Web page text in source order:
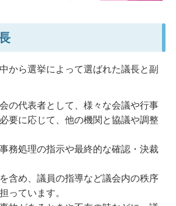
から選挙によって選ばれた議長と副
の代表者として、様々な会議や行事
要に応じて、他の機関と協議や調整
務処理の指示や最終的な確認・決裁
含め、議員の指導など議会内の秩序
っています。